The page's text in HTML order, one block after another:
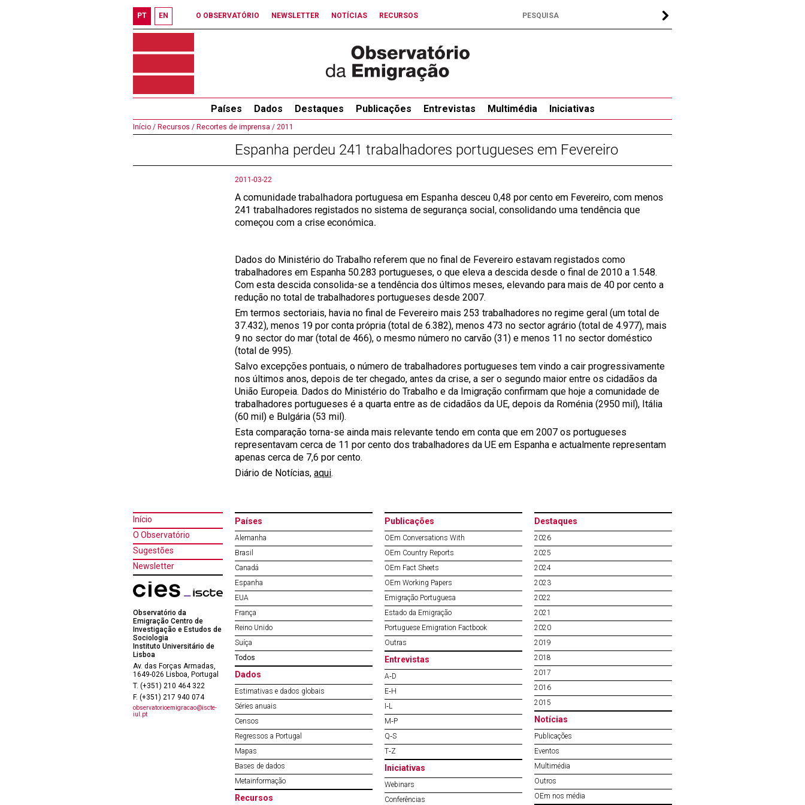
PT EN O OBSERVATÓRIO NEWSLETTER NOTÍCIAS RECURSOS
Países Dados Destaques Publicações Entrevistas Multimédia Iniciativas
Início / Recursos / Recortes de imprensa / 2011
Espanha perdeu 241 trabalhadores portugueses em Fevereiro
2011-03-22
A comunidade trabalhadora portuguesa em Espanha desceu 0,48 por cento em Fevereiro, com menos
241 trabalhadores registados no sistema de segurança social, consolidando uma tendência que
começou com a crise económica.
Dados do Ministério do Trabalho referem que no final de Fevereiro estavam registados como
trabalhadores em Espanha 50.283 portugueses, o que eleva a descida desde o final de 2010 a 1.548.
Com esta descida consolida-se a tendência dos últimos meses, elevando para mais de 40 por cento a
redução no total de trabalhadores portugueses desde 2007.
Em termos sectoriais, havia no final de Fevereiro mais 253 trabalhadores no regime geral (um total de
37.432), menos 19 por conta própria (total de 6.382), menos 473 no sector agrário (total de 4.977), mais
9 no sector do mar (total de 466), o mesmo número no carvão (31) e menos 11 no sector doméstico
(total de 995).
Salvo excepções pontuais, o número de trabalhadores portugueses tem vindo a cair progressivamente
nos últimos anos, depois de ter chegado, antes da crise, a ser o segundo maior entre os cidadãos da
União Europeia. Dados do Ministério do Trabalho e da Imigração confirmam que hoje a comunidade de
trabalhadores portugueses é a quarta entre as de cidadãos da UE, depois da Roménia (2950 mil), Itália
(60 mil) e Bulgária (53 mil).
Esta comparação torna-se ainda mais relevante tendo em conta que em 2007 os portugueses
representavam cerca de 11 por cento dos trabalhadores da UE em Espanha e actualmente representam
apenas cerca de 7,6 por cento.
Diário de Notícias, aqui.
Início
O Observatório
Sugestões
Newsletter
Observatório da
Emigração Centro de
Investigação e Estudos de
Sociologia
Instituto Universitário de
Lisboa
Av. das Forças Armadas,
1649-026 Lisboa, Portugal
T. (+351) 210 464 322
F. (+351) 217 940 074
observatorioemigracao@iscte-
iul.pt
Países
Alemanha
Brasil
Canadá
Espanha
EUA
França
Reino Unido
Suíça
Todos
Dados
Estimativas e dados globais
Séries anuais
Censos
Regressos a Portugal
Mapas
Bases de dados
Metainformação
Recursos
Publicações
OEm Conversations With
OEm Country Reports
OEm Fact Sheets
OEm Working Papers
Emigração Portuguesa
Estado da Emigração
Portuguese Emigration Factbook
Outras
Entrevistas
A‐D
E‐H
I‐L
M‐P
Q‐S
T‐Z
Iniciativas
Webinars
Conferências
Destaques
2026
2025
2024
2023
2022
2021
2020
2019
2018
2017
2016
2015
Notícias
Publicações
Eventos
Multimédia
Outros
OEm nos média